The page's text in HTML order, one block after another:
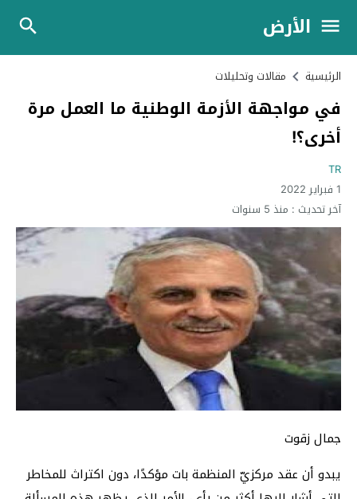
الأرض
الرئيسية مقالات وتحليلات
في مواجهة الأزمة الوطنية ما العمل مرة
أخرى؟!
TR
1 فبراير 2022
آخر تحديث : منذ 5 سنوات
جمال زقوت
يبدو أن عقد مركزيّ المنظمة بات مؤكدًا، دون اكتراث للمخاطر